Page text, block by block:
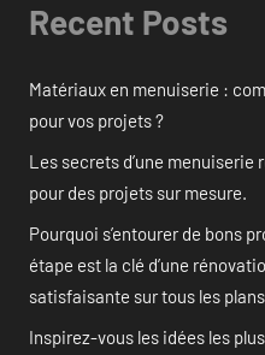
Recent Posts
Matériaux en menuiserie :
pour vos projets ?
Les secrets d’une
pour des projets sur mesure.
Pourquoi s’entourer de bons
étape est la clé d’une
satisfaisante sur tous les plans
Inspirez-vous les idées les